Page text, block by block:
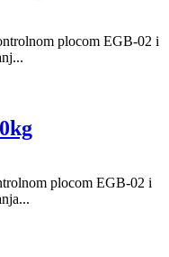
plocom EGB-02 i
plocom EGB-02 i